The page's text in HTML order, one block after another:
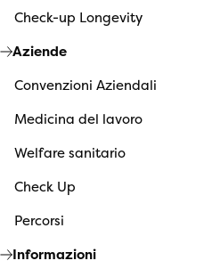
Check-up Longevity
Aziende
Convenzioni Aziendali
Medicina del lavoro
Welfare sanitario
Check Up
Percorsi
Informazioni